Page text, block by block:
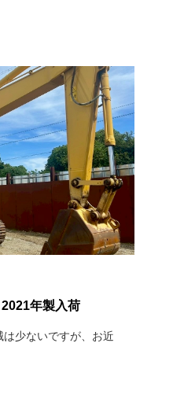
年製入荷
少ないですが、お近